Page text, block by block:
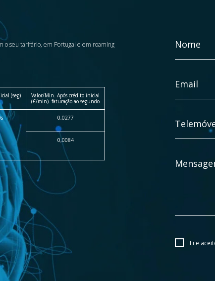
o seu tarifário, em Portugal e em roaming
(seg)
Valor/Min. Após crédito inicial
(€/min). faturação ao segundo
0,0277
0,0084
Nome
Email
Li e